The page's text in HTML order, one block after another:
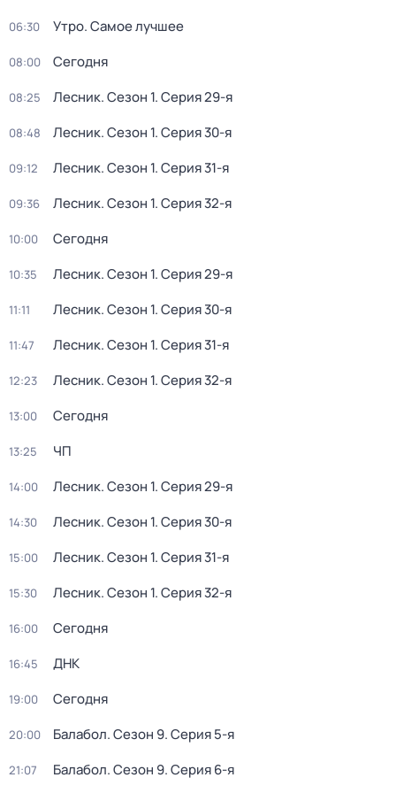
06:30 Утро. Самое лучшее
08:00 Сегодня
08:25 Лесник. Сезон 1. Серия 29-я
08:48 Лесник. Сезон 1. Серия 30-я
09:12 Лесник. Сезон 1. Серия 31-я
09:36 Лесник. Сезон 1. Серия 32-я
10:00 Сегодня
10:35 Лесник. Сезон 1. Серия 29-я
11:11 Лесник. Сезон 1. Серия 30-я
11:47 Лесник. Сезон 1. Серия 31-я
12:23 Лесник. Сезон 1. Серия 32-я
13:00 Сегодня
13:25 ЧП
14:00 Лесник. Сезон 1. Серия 29-я
14:30 Лесник. Сезон 1. Серия 30-я
15:00 Лесник. Сезон 1. Серия 31-я
15:30 Лесник. Сезон 1. Серия 32-я
16:00 Сегодня
16:45 ДНК
19:00 Сегодня
20:00 Балабол. Сезон 9. Серия 5-я
21:07 Балабол. Сезон 9. Серия 6-я